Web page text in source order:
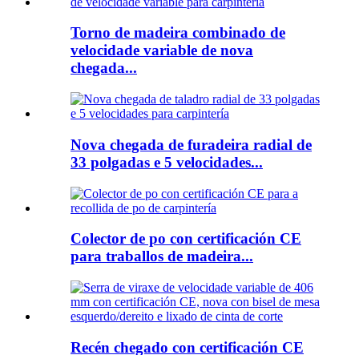
Torno de madeira combinado de
velocidade variable de nova
chegada...
Nova chegada de furadeira radial de
33 polgadas e 5 velocidades...
Colector de po con certificación CE
para traballos de madeira...
Recén chegado con certificación CE